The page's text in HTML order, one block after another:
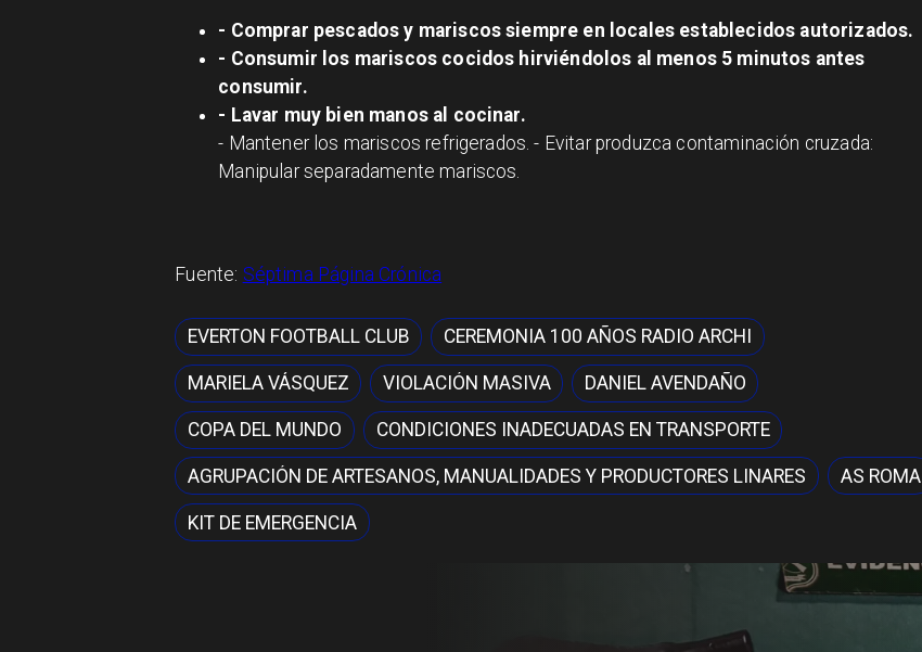
- Comprar pescados y mariscos siempre en locales establecidos autorizados.
- Consumir los mariscos cocidos hirviéndolos al menos 5 minutos antes
consumir.
- Lavar muy bien manos al cocinar.
- Mantener los mariscos refrigerados. - Evitar produzca contaminación cruzada:
Manipular separadamente mariscos.
Fuente: Séptima Página Crónica
EVERTON FOOTBALL CLUB CEREMONIA 100 AÑOS RADIO ARCHI
MARIELA VÁSQUEZ VIOLACIÓN MASIVA DANIEL AVENDAÑO
COPA DEL MUNDO CONDICIONES INADECUADAS EN TRANSPORTE
AGRUPACIÓN DE ARTESANOS, MANUALIDADES Y PRODUCTORES LINARES AS ROMA
KIT DE EMERGENCIA